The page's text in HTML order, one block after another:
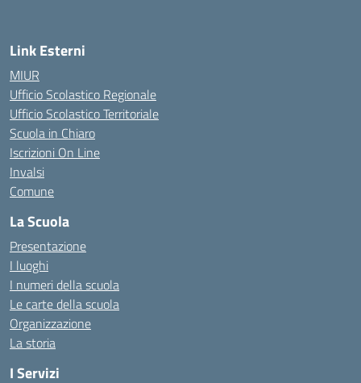
Link Esterni
MIUR
Ufficio Scolastico Regionale
Ufficio Scolastico Territoriale
Scuola in Chiaro
Iscrizioni On Line
Invalsi
Comune
La Scuola
Presentazione
I luoghi
I numeri della scuola
Le carte della scuola
Organizzazione
La storia
I Servizi